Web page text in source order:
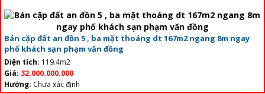
Bán cặp đất an đồn 5 , ba mặt thoáng dt 167m2 ngang 8m ngay
phố khách sạn phạm văn đồng
Diện tích: 119.4m2
Giá: 32.000.000.000
Hướng: Chưa xác định